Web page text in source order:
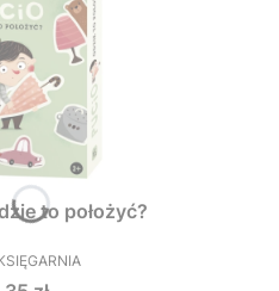
to położyć?
PRODUCENT